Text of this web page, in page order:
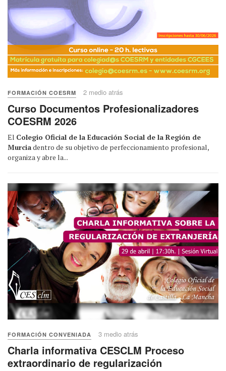
FORMACIÓN COESRM 2 medio atrás
Curso Documentos Profesionalizadores
COESRM 2026
El Colegio Oficial de la Educación Social de la Región de
Murciadentro de su objetivo de perfeccionamiento profesional,
organiza y abre la...
FORMACIÓN CONVENIADA 3 medio atrás
Charla informativa CESCLM Proceso
extraordinario de regularización